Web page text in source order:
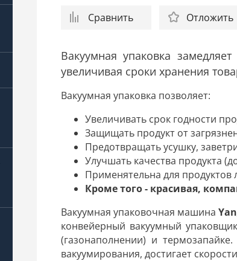
Сравнить Отложить
Вакуумная упаковка
увеличивая сроки хранения
Вакуумная упаковка позволяет:
Увеличивать срок годности
Защищать продукт от
Предотвращать усушку,
Улучшать качества продукта
Применятельна для продуктов
Кроме того - красивая,
Вакуумная упаковочная машина
конвейерный вакуумный
(газонаполнении) и
вакуумирования, достигает скорости